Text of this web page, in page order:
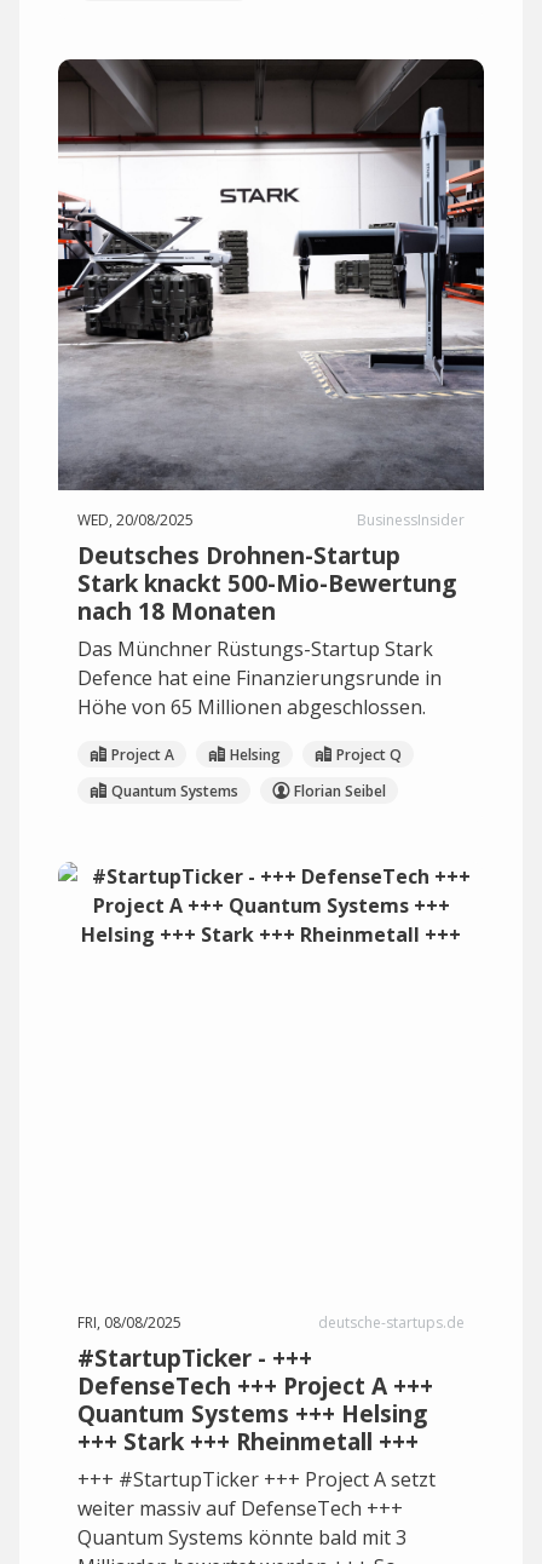
WED, 20/08/2025 BusinessInsider
Deutsches Drohnen-Startup
Stark knackt 500-Mio-Bewertung
nach 18 Monaten
Das Münchner Rüstungs-Startup Stark
Defence hat eine Finanzierungsrunde in
Höhe von 65 Millionen abgeschlossen.
Project A Helsing
Project Q
Quantum Systems
Florian Seibel
FRI, 08/08/2025 deutsche-startups.de
#StartupTicker - +++
DefenseTech +++ Project A +++
Quantum Systems +++ Helsing
+++ Stark +++ Rheinmetall +++
+++ #StartupTicker +++ Project A setzt
weiter massiv auf DefenseTech +++
Quantum Systems könnte bald mit 3